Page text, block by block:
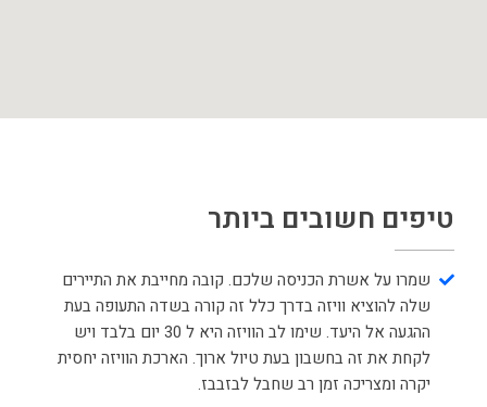
טיפים חשובים ביותר
שמרו על אשרת הכניסה שלכם. קובה מחייבת את התיירים
שלה להוציא וויזה בדרך כלל זה קורה בשדה התעופה בעת
ההגעה אל היעד. שימו לב הוויזה היא ל 30 יום בלבד ויש
לקחת את זה בחשבון בעת טיול ארוך. הארכת הוויזה יחסית
יקרה ומצריכה זמן רב שחבל לבזבבז.